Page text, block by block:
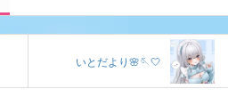
いとだより🌸🪡‎🤍